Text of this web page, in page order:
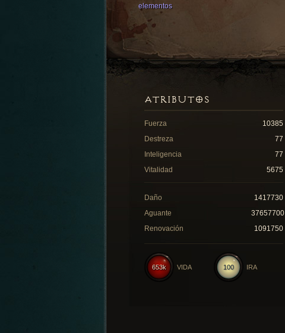
elementos
ATRIBUTOS
Fuerza
10385
Destreza
77
Inteligencia
77
Vitalidad
5675
Daño
1417730
Aguante
37657700
Renovación
1091750
100 IRA
653k VIDA